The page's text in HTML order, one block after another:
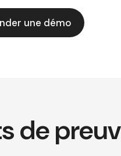
une démo
de